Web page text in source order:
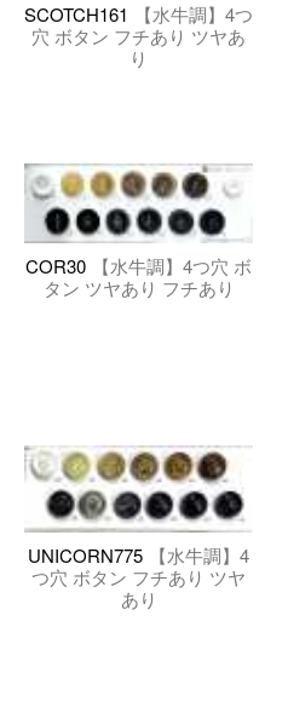
SCOTCH161
【水牛調】4つ
穴 ボタン フチあり ツヤあ
り
COR30
【水牛調】4つ穴 ボ
タン ツヤあり フチあり
UNICORN775
【水牛調】4
つ穴 ボタン フチあり ツヤ
あり